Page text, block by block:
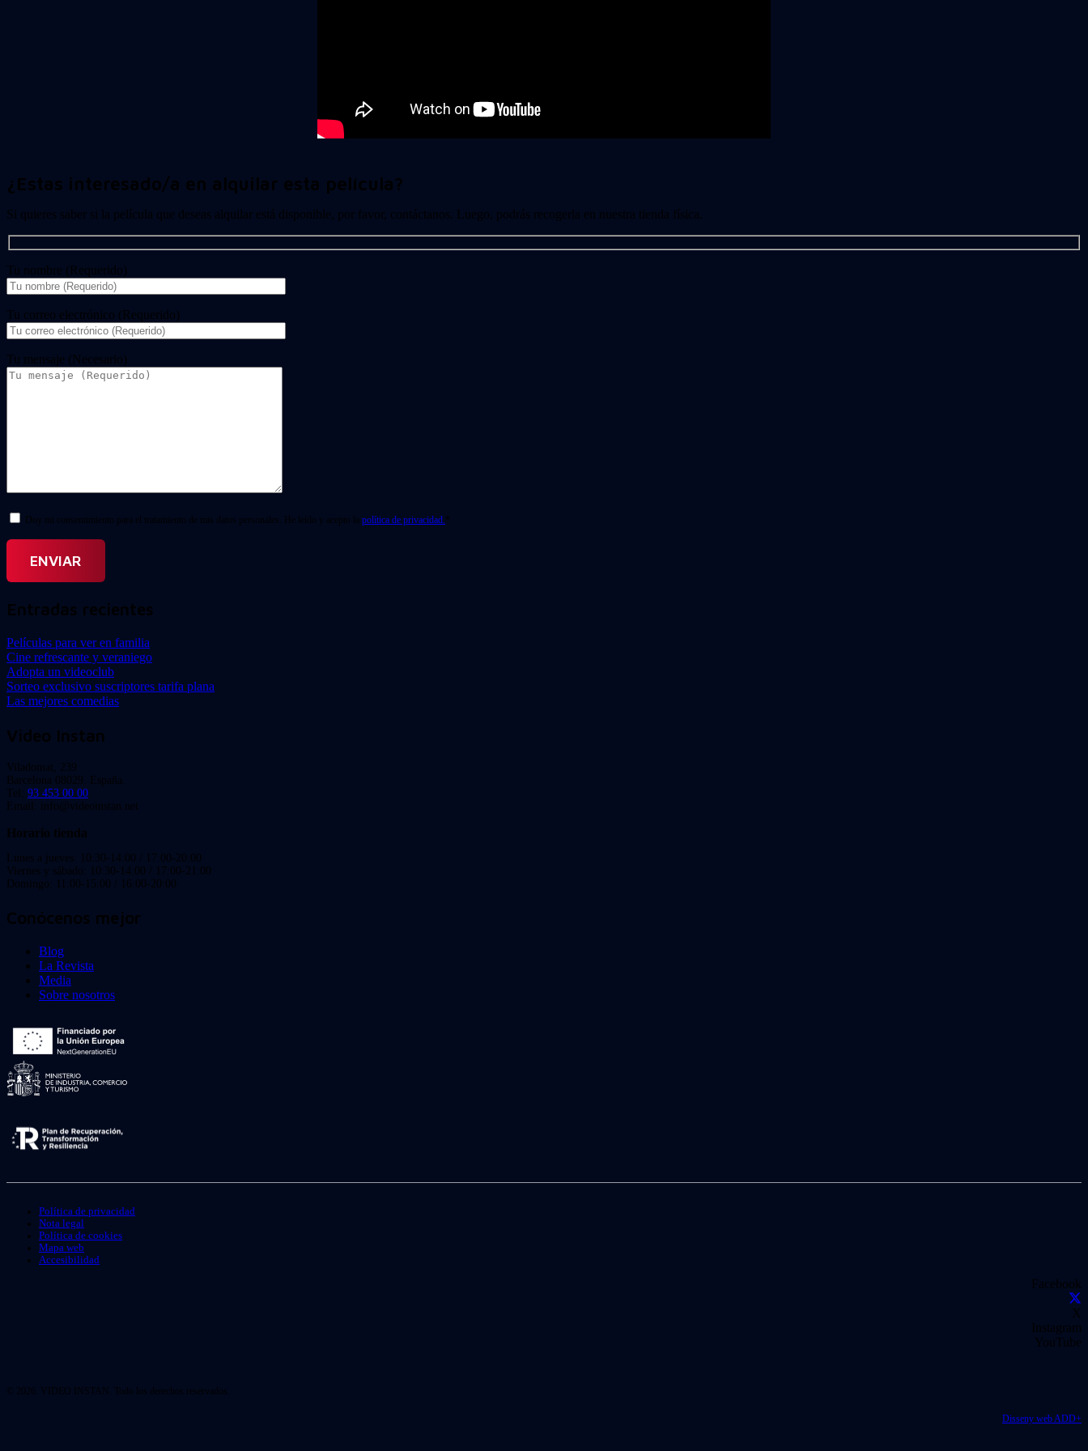
¿Estas interesado/a en alquilar esta película?
Si quieres saber si la película que deseas alquilar está disponible, por favor, contáctanos. Luego, podrás recogerla en nuestra tienda física.
Tu nombre (Requerido)
Tu correo electrónico (Requerido)
Tu mensaje (Necesario)
Doy mi consentimiento para el tratamiento de mis datos personales. He leído y acepto la política de privacidad. *
Entradas recientes
Películas para ver en familia
Cine refrescante y veraniego
Adopta un videoclub
Sorteo exclusivo suscriptores tarifa plana
Las mejores comedias
Video Instan
Viladomat, 239
Barcelona 08029. España.
Tel: 93 453 00 00
Email: info@videoinstan.net
Horario tienda
Lunes a jueves: 10:30-14:00 / 17:00-20:00
Viernes y sábado: 10:30-14:00 / 17:00-21:00
Domingo: 11:00-15:00 / 16:00-20:00
Conócenos mejor
Blog
La Revista
Media
Sobre nosotros
Política de privacidad
Nota legal
Política de cookies
Mapa web
Accesibilidad
Facebook
X
Instagram
YouTube
© 2026. VIDEO INSTAN. Todo los derechos reservados.
Disseny web ADD+